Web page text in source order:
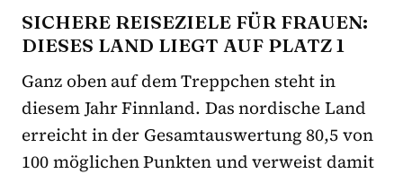
SICHERE REISEZIELE FÜR FRAUEN:
DIESES LAND LIEGT AUF PLATZ 1
Ganz oben auf dem Treppchen steht in
diesem Jahr Finnland. Das nordische Land
erreicht in der Gesamtauswertung 80,5 von
100 möglichen Punkten und verweist damit